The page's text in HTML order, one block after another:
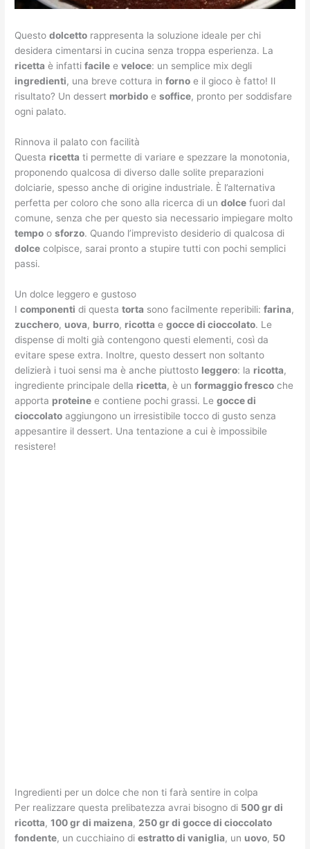
Questodolcetto rappresenta la soluzione ideale per chi
desidera cimentarsi in cucina senza troppa esperienza. La
ricetta è infattifacile eveloce: un semplice mix degli
ingredienti, una breve cottura inforno e il gioco è fatto! Il
risultato? Un dessert morbido esoffice, pronto per soddisfare
ogni palato.
Rinnova il palato con facilità
Questa ricetta ti permette di variare e spezzare la monotonia,
proponendo qualcosa di diverso dalle solite preparazioni
dolciarie, spesso anche di origine industriale. È l’alternativa
perfetta per coloro che sono alla ricerca di undolce fuori dal
comune, senza che per questo sia necessario impiegare molto
tempo osforzo. Quando l’imprevisto desiderio di qualcosa di
dolce colpisce, sarai pronto a stupire tutti con pochi semplici
passi.
Un dolce leggero e gustoso
Icomponenti di questatorta sono facilmente reperibili:farina,
zucchero, uova, burro, ricotta egocce di cioccolato. Le
dispense di molti già contengono questi elementi, così da
evitare spese extra. Inoltre, questo dessert non soltanto
delizierà i tuoi sensi ma è anche piuttosto leggero: la ricotta,
ingrediente principale della ricetta, è unformaggio fresco che
apporta proteine e contiene pochi grassi. Legocce di
cioccolato aggiungono un irresistibile tocco di gusto senza
appesantire il dessert. Una tentazione a cui è impossibile
resistere!
Ingredienti per un dolce che non ti farà sentire in colpa
Per realizzare questa prelibatezza avrai bisogno di 500 gr di
ricotta,100 gr di maizena, 250 gr di gocce di cioccolato
fondente, un cucchiaino diestratto di vaniglia, un uovo, 50